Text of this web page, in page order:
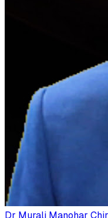
Dr Murali Manohar